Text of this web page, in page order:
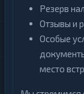
Резерв
Отзывы и
Особые
место